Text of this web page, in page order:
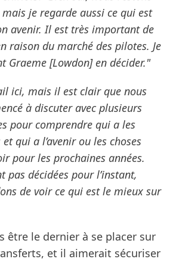
mais je regarde aussi ce qui est
avenir. Il est très important de
raison du marché des pilotes. Je
Graeme [Lowdon] en décider."
ici, mais il est clair que nous
à discuter avec plusieurs
pour comprendre qui a les
qui a l’avenir ou les choses
pour les prochaines années.
pas décidées pour l’instant,
de voir ce qui est le mieux sur
être le dernier à se placer sur
et il aimerait sécuriser